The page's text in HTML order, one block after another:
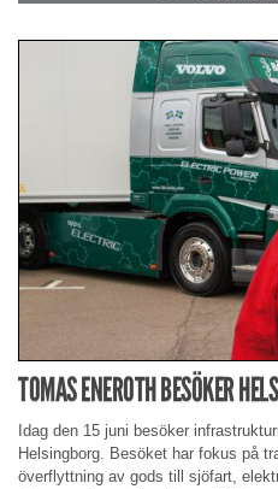
TOMAS ENEROTH BESÖKER
Idag den 15 juni besöker
Helsingborg. Besöket har fokus på
överflyttning av gods till sjöfart,